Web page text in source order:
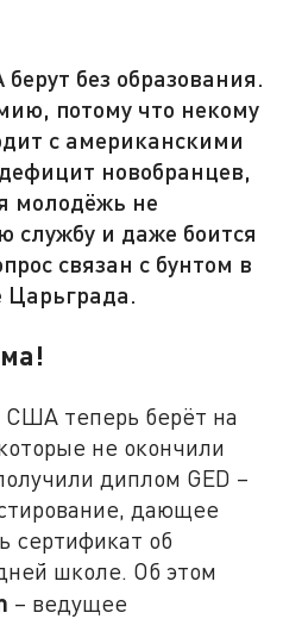
без образования.
потому что некому
с американскими
новобранцев,
молодёжь не
службу и даже боится
связан с бунтом в
Царьграда.
теперь берёт на
не окончили
диплом GED –
дающее
сертификат об
школе. Об этом
– ведущее